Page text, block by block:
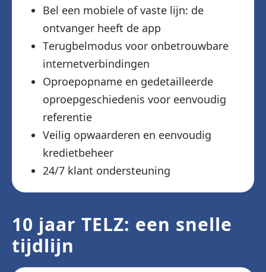
Bel een mobiele of vaste lijn: de
ontvanger heeft de app
Terugbelmodus voor onbetrouwbare
internetverbindingen
Oproepopname en gedetailleerde
oproepgeschiedenis voor eenvoudig
referentie
Veilig opwaarderen en eenvoudig
kredietbeheer
24/7 klant ondersteuning
10 jaar TELZ: een snelle
tijdlijn